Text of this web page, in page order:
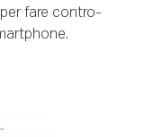
fare contro-